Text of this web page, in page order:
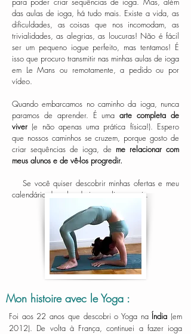
das aulas de ioga, há tudo mais. Existe a vida, as
dificuldades, as coisas que nos incomodam, as
trivialidades, as alegrias, as loucuras! Não é fácil
ser um pequeno iogue perfeito, mas tentamos! É
isso que procuro transmitir nas minhas aulas de ioga
em Le Mans ou remotamente, a pedido ou por
vídeo.
Quando embarcamos no caminho da ioga, nunca
paramos de aprender. É umaarte completa de
viver (e não apenas uma prática física!). Espero
que nossos caminhos se cruzem, porque gosto de
criar sequências de ioga, de me relacionar com
meus alunos e de vê-los progredir.
Se você quiser descobrir minhas ofertas e meu
calendário de aulas de ioga,
clique aqui .
Mon histoire avec le Yoga :
Foi aos 22 anos que descobri o Yoga naÍndia (em
2012). De volta à França, continuei a fazer ioga